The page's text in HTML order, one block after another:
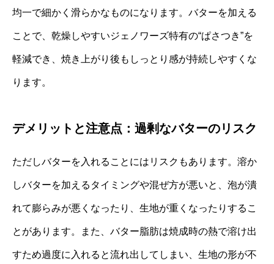
均一で細かく滑らかなものになります。バターを加える
ことで、乾燥しやすいジェノワーズ特有の“ぱさつき”を
軽減でき、焼き上がり後もしっとり感が持続しやすくな
ります。
デメリットと注意点：過剰なバターのリスク
ただしバターを入れることにはリスクもあります。溶か
しバターを加えるタイミングや混ぜ方が悪いと、泡が潰
れて膨らみが悪くなったり、生地が重くなったりするこ
とがあります。また、バター脂肪は焼成時の熱で溶け出
すため過度に入れると流れ出してしまい、生地の形が不